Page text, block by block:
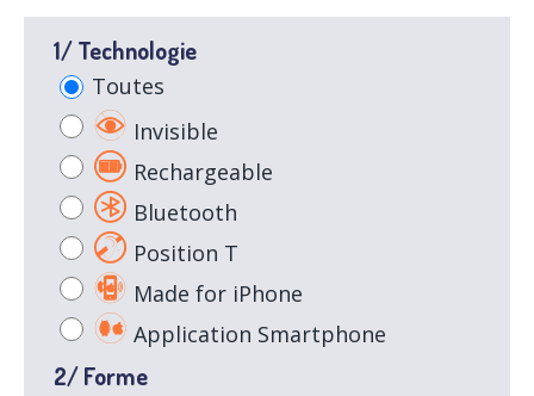
1/ Technologie
Toutes
Invisible
Rechargeable
Bluetooth
Position T
Made for iPhone
Application Smartphone
2/ Forme